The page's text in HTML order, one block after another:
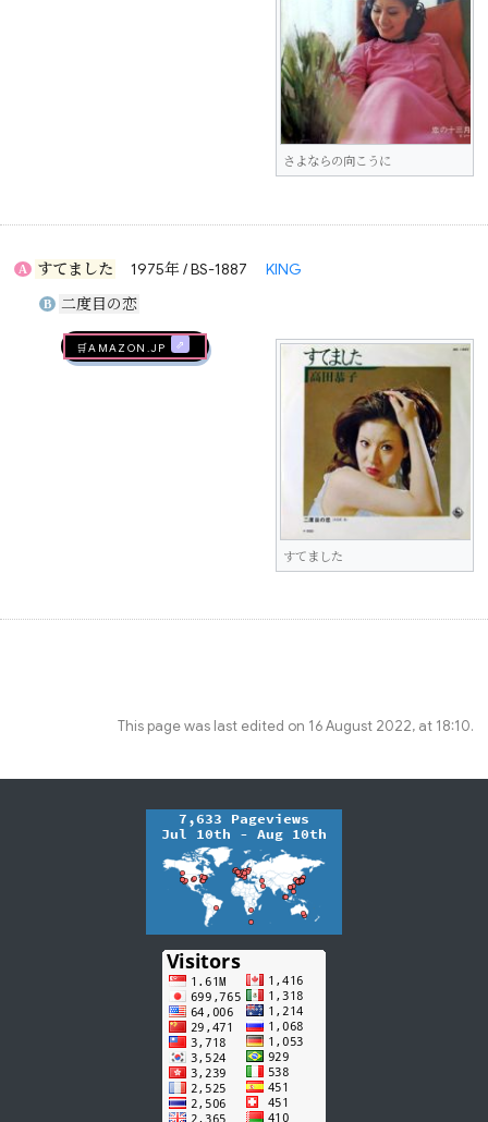
さよならの向こうに
A すてました 1975年 / BS-1887 KING
B 二度目の恋
すてました
🛒AMAZON.jp
This page was last edited on 16 August 2022, at 18:10.